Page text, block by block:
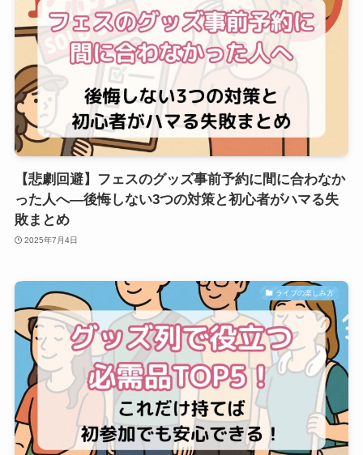
【悲劇回避】フェスのグッズ事前予約に間に合わなか
った人へ―後悔しない3つの対策と初心者がハマる失
敗まとめ
2025年7月4日
ライブの楽しみ方